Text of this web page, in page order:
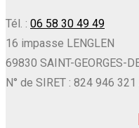
Tél. : 06 58 30 49 49
16 impasse LENGLEN
69830 SAINT-GEORGES-
N° de SIRET : 824 946